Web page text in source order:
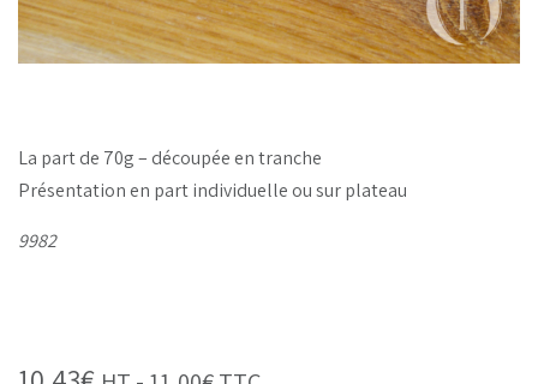
La part de 70g – découpée en tranche
Présentation en part individuelle ou sur plateau
9982